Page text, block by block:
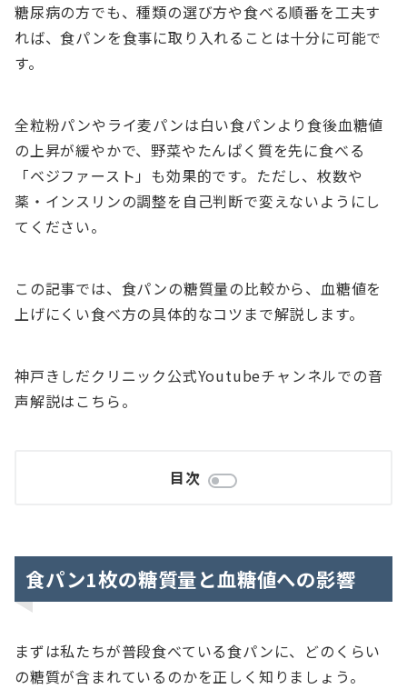
糖尿病の方でも、種類の選び方や食べる順番を工夫す
れば、食パンを食事に取り入れることは十分に可能で
す。
全粒粉パンやライ麦パンは白い食パンより食後血糖値
の上昇が緩やかで、野菜やたんぱく質を先に食べる
「ベジファースト」も効果的です。ただし、枚数や
薬・インスリンの調整を自己判断で変えないようにし
てください。
この記事では、食パンの糖質量の比較から、血糖値を
上げにくい食べ方の具体的なコツまで解説します。
神戸きしだクリニック公式Youtubeチャンネルでの音
声解説はこちら。
目次
食パン1枚の糖質量と血糖値への影響
まずは私たちが普段食べている食パンに、どのくらい
の糖質が含まれているのかを正しく知りましょう。